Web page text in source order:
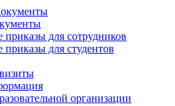
для сотрудников
для студентов
организации